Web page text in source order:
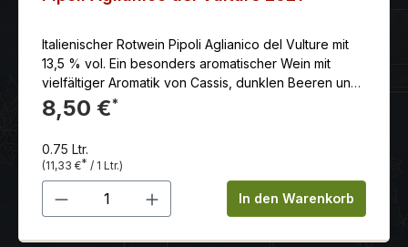
Italienischer Rotwein Pipoli Aglianico del Vulture mit
13,5 % vol. Ein besonders aromatischer Wein mit
vielfältiger Aromatik von Cassis, dunklen Beeren und
Pfeffernoten, harmonisch abgerundet mit dezenten
Holznoten.
8,50 €*
0.75 Ltr.
(11,33 €* / 1 Ltr.)
Produkt Anzahl: Gib denIn den Warenkorb